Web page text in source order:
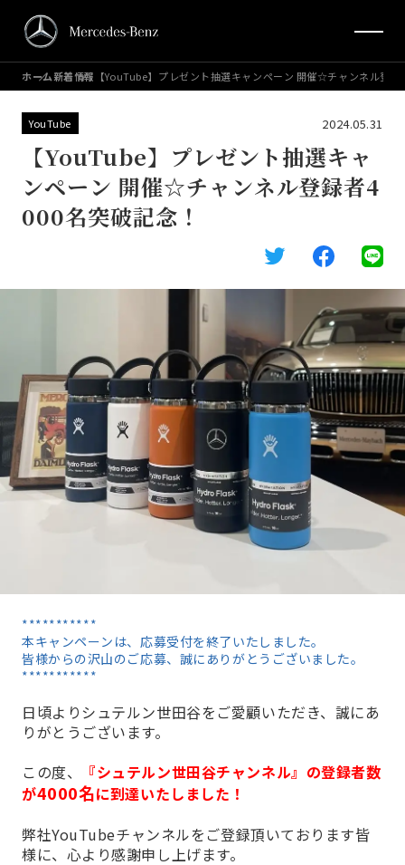
ホーム新着情報 【YouTube】プレゼント抽選キャンペーン 開催☆チャンネル登
YouTube 2024.05.31
【YouTube】プレゼント抽選キャ
ンペーン 開催☆チャンネル登録者4
000名突破記念！
***********
本キャンペーンは、応募受付を終了いたしました。
皆様からの沢山のご応募、誠にありがとうございました。
***********
日頃よりシュテルン世田谷をご愛顧いただき、誠にあ
りがとうございます。
この度、
『シュテルン世田谷チャンネル』の登録者数
が4000名に到達いたしました！
弊社YouTubeチャンネルをご登録頂いております皆
様に、心より感謝申し上げます。